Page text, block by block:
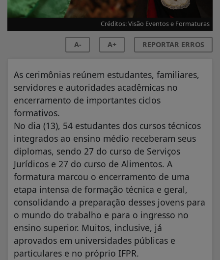
Créditos: Visão Eventos e Formaturas
A- A+ REPORTAR ERROS
As cerimônias reúnem estudantes, familiares,
servidores e autoridades acadêmicas no
encerramento de importantes ciclos
formativos.
No dia (13), 54 estudantes dos cursos técnicos
integrados ao ensino médio receberam seus
diplomas, sendo 27 do curso de Serviços
Jurídicos e 27 do curso de Alimentos. A
formatura marcou o encerramento de uma
etapa intensa de formação técnica e geral,
consolidando a preparação desses jovens para
o mundo do trabalho e para o ingresso no
ensino superior. Muitos, inclusive, já
aprovados em universidades públicas e
particulares e no próprio IFPR.